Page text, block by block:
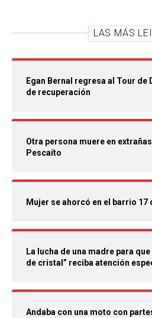
LAS MÁS
Egan Bernal regresa al Tour
de recuperación
Otra persona muere en
Pescaíto
Mujer se ahorcó en el barrio 17
La lucha de una madre para
de cristal” reciba atención
Andaba con una moto con